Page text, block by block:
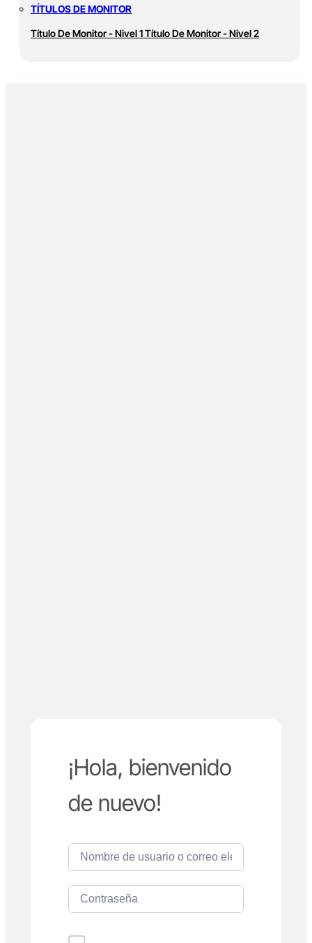
TÍTULOS DE MONITOR
Título De Monitor - Nivel 1Título De Monitor - Nivel 2
¡Hola, bienvenido
de nuevo!